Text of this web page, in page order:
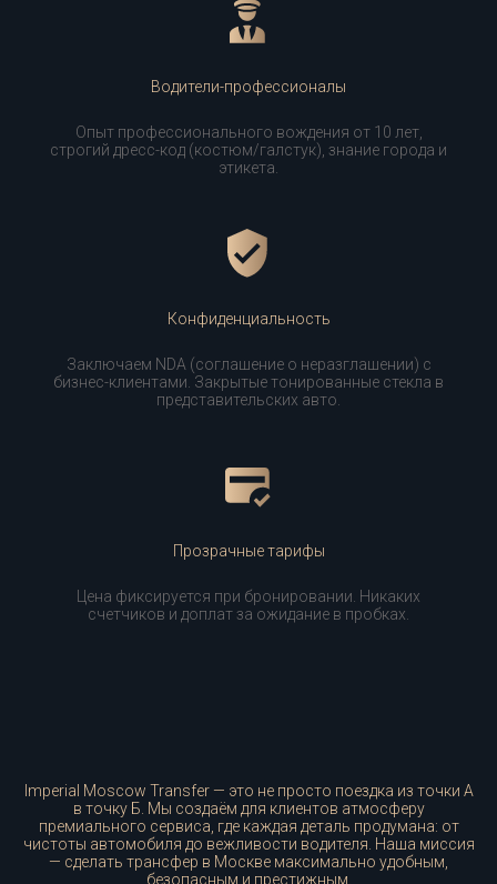
Водители-профессионалы
Опыт профессионального вождения от 10 лет,
строгий дресс-код (костюм/галстук), знание города и
этикета.
Конфиденциальность
Заключаем NDA (соглашение о неразглашении) с
бизнес-клиентами. Закрытые тонированные стекла в
представительских авто.
Прозрачные тарифы
Цена фиксируется при бронировании. Никаких
счетчиков и доплат за ожидание в пробках.
Imperial Moscow Transfer — это не просто поездка из точки А
в точку Б. Мы создаём для клиентов атмосферу
премиального сервиса, где каждая деталь продумана: от
чистоты автомобиля до вежливости водителя. Наша миссия
— сделать трансфер в Москве максимально удобным,
безопасным и престижным.